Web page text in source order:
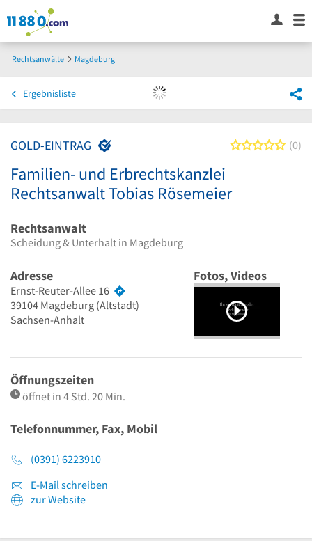
Rechtsanwälte
Magdeburg
Ergebnisliste
GOLD-EINTRAG 00
Familien- und Erbrechtskanzlei
Rechtsanwalt Tobias Rösemeier
Rechtsanwalt
Scheidung & Unterhalt in Magdeburg
Adresse
Ernst-Reuter-Allee 16
39104 Magdeburg (Altstadt)
Sachsen-Anhalt
Fotos, Videos
Öffnungszeiten
öffnet in 4 Std. 20 Min.
Telefonnummer, Fax, Mobil
(0391) 6223910
E-Mail schreiben
zur Website